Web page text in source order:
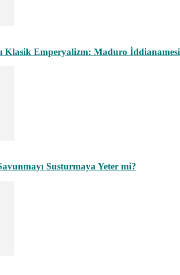
Klasik Emperyalizm: Maduro İddianamesi
Susturmaya Yeter mi?